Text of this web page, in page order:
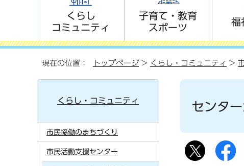
くらし
コミュニティ
子育て・教育
スポーツ
福
現在の位置： トップページ > くらし・コミュニティ >
センタ
くらし・コミュニティ
市民協働のまちづくり
市民活動支援センター